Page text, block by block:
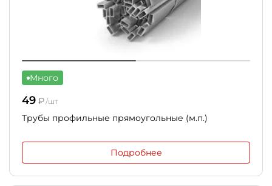
Много
49 ₽/шт
Трубы профильные прямоугольные (м.п.)
Подробнее